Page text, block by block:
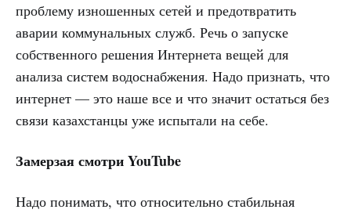
проблему изношенных сетей и предотвратить
аварии коммунальных служб. Речь о запуске
собственного решения Интернета вещей для
анализа систем водоснабжения. Надо признать, что
интернет — это наше все и что значит остаться без
связи казахстанцы уже испытали на себе.
Замерзая смотриYouTube
Надо понимать, что относительно стабильная